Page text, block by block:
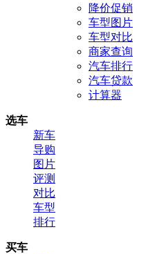
降价促销
车型图片
车型对比
商家查询
汽车排行
汽车贷款
计算器
选车
新车
导购
图片
评测
对比
车型
排行
买车